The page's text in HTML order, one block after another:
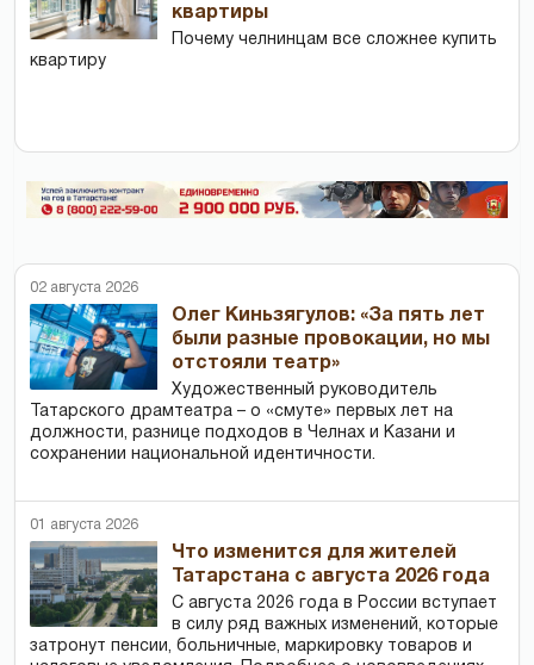
квартиры
Почему челнинцам все сложнее купить
квартиру
02 августа 2026
Олег Киньзягулов: «За пять лет
были разные провокации, но мы
отстояли театр»
Художественный руководитель
Татарского драмтеатра – о «смуте» первых лет на
должности, разнице подходов в Челнах и Казани и
сохранении национальной идентичности.
01 августа 2026
Что изменится для жителей
Татарстана с августа 2026 года
С августа 2026 года в России вступает
в силу ряд важных изменений, которые
затронут пенсии, больничные, маркировку товаров и